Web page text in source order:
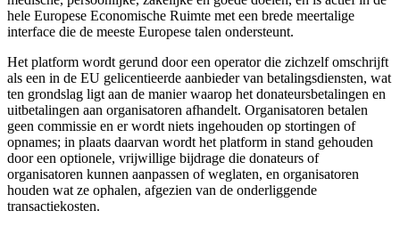
hele Europese Economische Ruimte met een brede meertalige
interface die de meeste Europese talen ondersteunt.
Het platform wordt gerund door een operator die zichzelf omschrijft
als een in de EU gelicentieerde aanbieder van betalingsdiensten, wat
ten grondslag ligt aan de manier waarop het donateursbetalingen en
uitbetalingen aan organisatoren afhandelt. Organisatoren betalen
geen commissie en er wordt niets ingehouden op stortingen of
opnames; in plaats daarvan wordt het platform in stand gehouden
door een optionele, vrijwillige bijdrage die donateurs of
organisatoren kunnen aanpassen of weglaten, en organisatoren
houden wat ze ophalen, afgezien van de onderliggende
transactiekosten.